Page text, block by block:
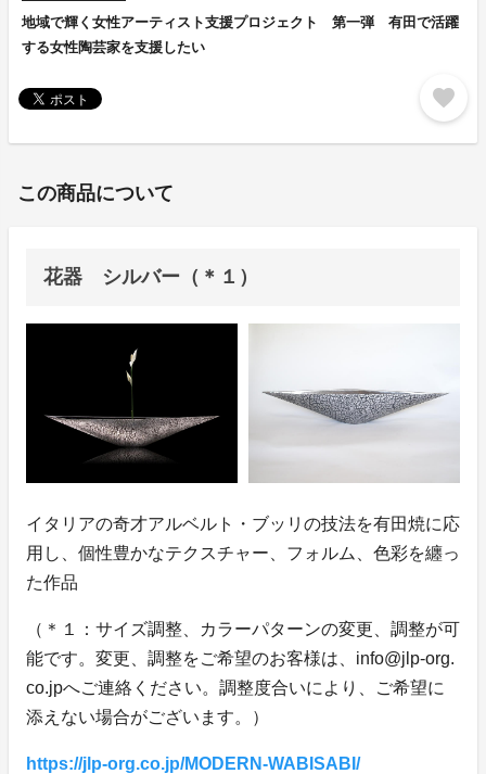
地域で輝く女性アーティスト支援プロジェクト 第一弾 有田で活躍
する女性陶芸家を支援したい
favorite
この商品について
花器 シルバー（＊１）
イタリアの奇才アルベルト・ブッリの技法を有田焼に応
用し、個性豊かなテクスチャー、フォルム、色彩を纏っ
た作品
（＊１：サイズ調整、カラーパターンの変更、調整が可
能です。変更、調整をご希望のお客様は、info@jlp-org.
co.jpへご連絡ください。調整度合いにより、ご希望に
添えない場合がございます。）
https://jlp-org.co.jp/MODERN-WABISABI/